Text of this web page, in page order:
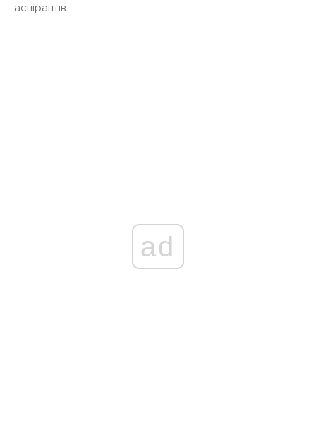
аспірантів.
ad